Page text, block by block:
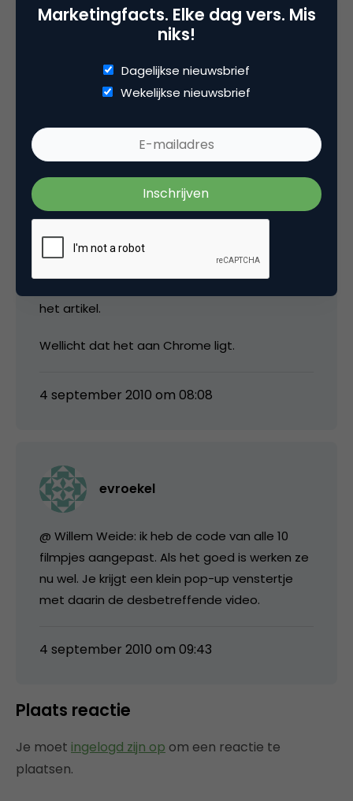
online advertising, viral marketing
2 Reacties
Willem Weide
het artikel.
Wellicht dat het aan Chrome ligt.
4 september 2010 om 08:08
evroekel
@ Willem Weide: ik heb de code van alle 10
filmpjes aangepast. Als het goed is werken ze
nu wel. Je krijgt een klein pop-up venstertje
met daarin de desbetreffende video.
4 september 2010 om 09:43
Plaats reactie
Je moet ingelogd zijn op om een reactie te
plaatsen.
Marketingfacts. Elke dag vers. Mis
niks!
Dagelijkse nieuwsbrief
Wekelijkse nieuwsbrief